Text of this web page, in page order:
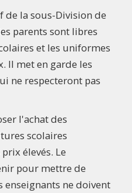
de la sous-Division de
parents sont libres
et les uniformes
Il met en garde les
ne respecteront pas
l'achat des
scolaires
élevés. Le
pour mettre de
enseignants ne doivent